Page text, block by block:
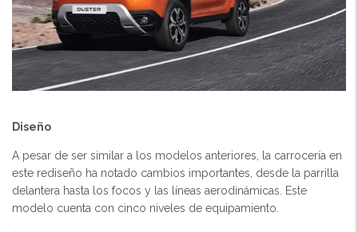
Diseño
A pesar de ser similar a los modelos anteriores, la carrocería en
este rediseño ha notado cambios importantes, desde la parrilla
delantera hasta los focos y las líneas aerodinámicas. Este
modelo cuenta con cinco niveles de equipamiento.